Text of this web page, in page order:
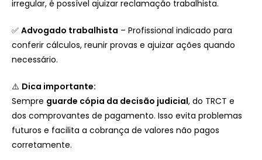
irregular, é possível ajuizar reclamação trabalhista.
✅ Advogado trabalhista – Profissional indicado para
conferir cálculos, reunir provas e ajuizar ações quando
necessário.
⚠️ Dica importante:
Sempre guarde cópia da decisão judicial, do TRCT e
dos comprovantes de pagamento. Isso evita problemas
futuros e facilita a cobrança de valores não pagos
corretamente.